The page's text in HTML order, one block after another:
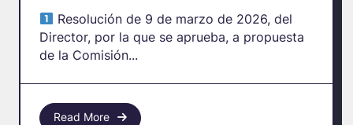
Resolución de 9 de marzo de 2026, del
Director, por la que se aprueba, a propuesta
de la Comisión...
Read More